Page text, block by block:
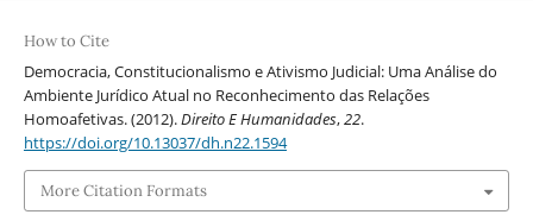
How to Cite
Democracia, Constitucionalismo e Ativismo Judicial: Uma Análise do
Ambiente Jurídico Atual no Reconhecimento das Relações
Homoafetivas. (2012).Direito E Humanidades,22.
https://doi.org/10.13037/dh.n22.1594
More Citation Formats